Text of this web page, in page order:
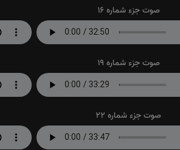
صوت جزء شماره 16
صوت جزء شماره 19
صوت جزء شماره 22